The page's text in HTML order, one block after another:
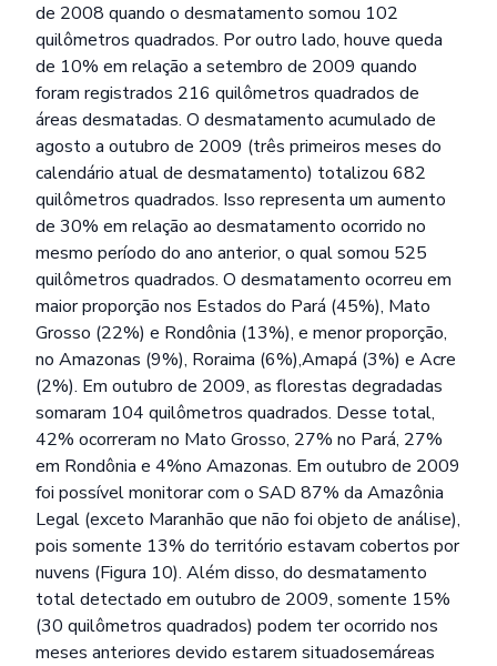
de 2008 quando o desmatamento somou 102
quilômetros quadrados. Por outro lado, houve queda
de 10% em relação a setembro de 2009 quando
foram registrados 216 quilômetros quadrados de
áreas desmatadas. O desmatamento acumulado de
agosto a outubro de 2009 (três primeiros meses do
calendário atual de desmatamento) totalizou 682
quilômetros quadrados. Isso representa um aumento
de 30% em relação ao desmatamento ocorrido no
mesmo período do ano anterior, o qual somou 525
quilômetros quadrados. O desmatamento ocorreu em
maior proporção nos Estados do Pará (45%), Mato
Grosso (22%) e Rondônia (13%), e menor proporção,
no Amazonas (9%), Roraima (6%),Amapá (3%) e Acre
(2%). Em outubro de 2009, as florestas degradadas
somaram 104 quilômetros quadrados. Desse total,
42% ocorreram no Mato Grosso, 27% no Pará, 27%
em Rondônia e 4%no Amazonas. Em outubro de 2009
foi possível monitorar com o SAD 87% da Amazônia
Legal (exceto Maranhão que não foi objeto de análise),
pois somente 13% do território estavam cobertos por
nuvens (Figura 10). Além disso, do desmatamento
total detectado em outubro de 2009, somente 15%
(30 quilômetros quadrados) podem ter ocorrido nos
meses anteriores devido estarem situadosemáreas